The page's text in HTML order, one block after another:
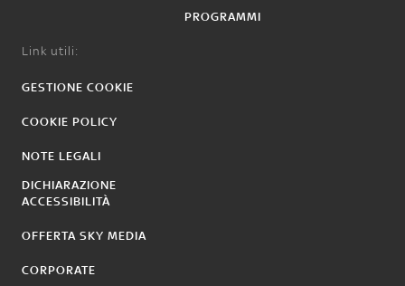
PROGRAMMI
Link utili:
GESTIONE COOKIE
COOKIE POLICY
NOTE LEGALI
DICHIARAZIONE
ACCESSIBILITÀ
OFFERTA SKY MEDIA
CORPORATE